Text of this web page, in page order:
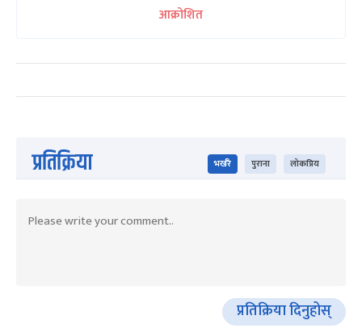
आक्रोशित
प्रतिक्रिया भर्खरै पुराना लोकप्रिय
प्रतिक्रिया दिनुहोस्